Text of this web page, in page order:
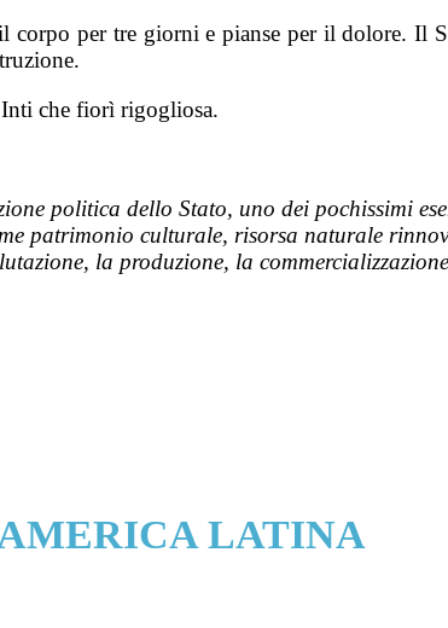
per tre giorni e pianse per il dolore. Il
Inti che fiorì rigogliosa.
politica dello Stato, uno dei pochissimi
patrimonio culturale, risorsa naturale
la produzione, la
LATINA